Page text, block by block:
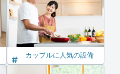
カップルに人気の設備